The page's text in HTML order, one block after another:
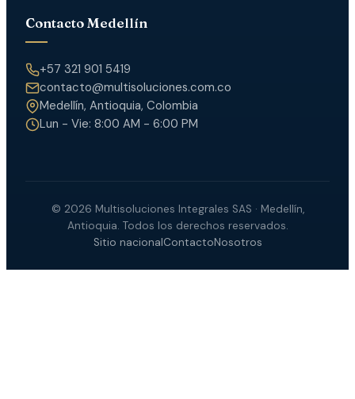
Contacto Medellín
+57 321 901 5419
contacto@multisoluciones.com.co
Medellín, Antioquia, Colombia
Lun - Vie: 8:00 AM - 6:00 PM
© 2026 Multisoluciones Integrales SAS · Medellín,
Antioquia. Todos los derechos reservados.
Sitio nacionalContactoNosotros